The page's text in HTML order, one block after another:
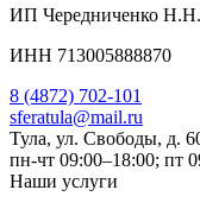
ИП Чередниченко Н.Н.
ИНН 713005888870
8 (4872) 702-101
sferatula@mail.ru
Тула, ул. Свободы, д.
пн-чт 09:00–18:00; пт
Наши услуги